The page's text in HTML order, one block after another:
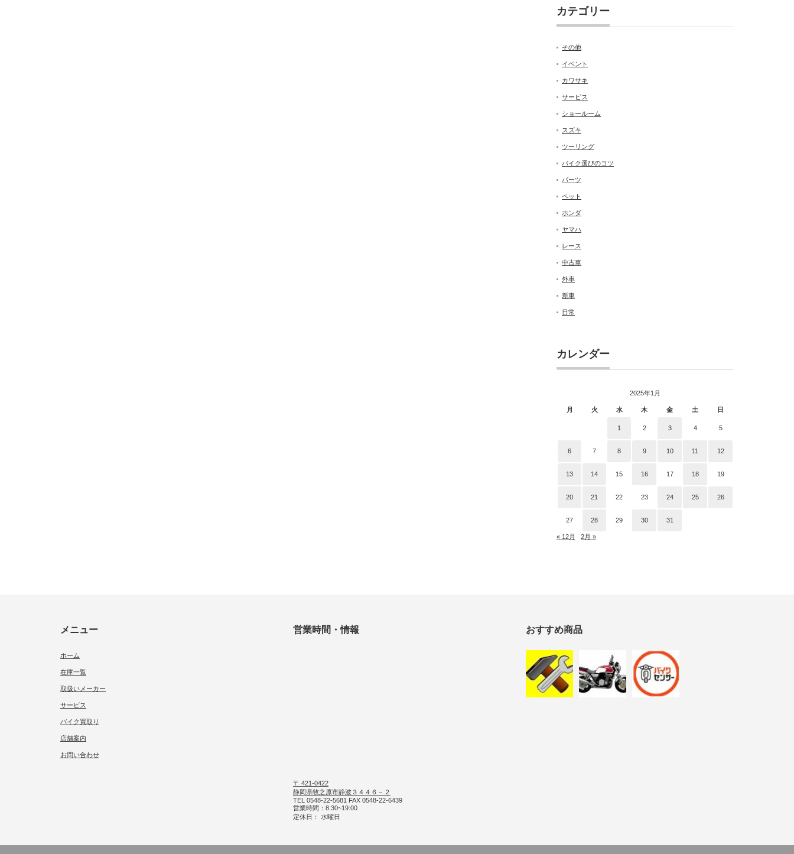
カテゴリー
その他
イベント
カワサキ
サービス
ショールーム
スズキ
ツーリング
バイク選びのコツ
パーツ
ペット
ホンダ
ヤマハ
レース
中古車
外車
新車
日常
カレンダー
2025年1月
月 火 水 木 金 土 日
1 2 3 4 5
6 7 8 9 10 11 12
13 14 15 16 17 18 19
20 21 22 23 24 25 26
27 28 29 30 31
« 12月 2月 »
メニュー
ホーム
在庫一覧
取扱いメーカー
サービス
バイク買取り
店舗案内
お問い合わせ
営業時間・情報
〒 421-0422
静岡県牧之原市静波３４４６－２
TEL 0548-22-5681 FAX 0548-22-6439
営業時間：8:30~19:00
定休日： 水曜日
おすすめ商品